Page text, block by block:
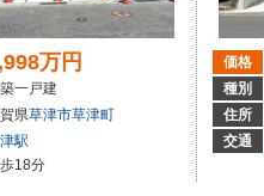
万円
一戸建
県草津市草津町
駅
18分
価格
種別
住所
交通